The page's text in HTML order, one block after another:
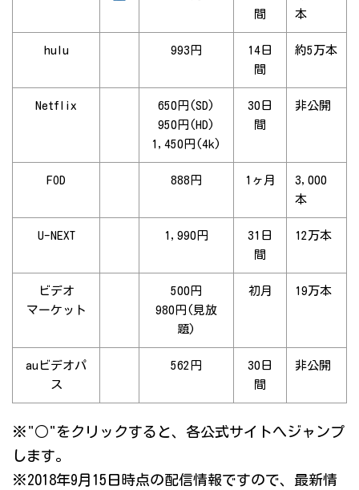
間
本
hulu 993円
14日
間
約5万本
Netflix
650円(SD)
950円(HD)
1,450円(4k)
30日
間
非公開
FOD 888円 1ヶ月
3,000
本
U-NEXT 1,990円
31日
間
12万本
ビデオ
マーケット
500円
980円(見放
題)
初月 19万本
auビデオパ
ス
562円
30日
間
非公開
※"○"をクリックすると、各公式サイトへジャンプ
します。
※2018年9月15日時点の配信情報ですので、最新情